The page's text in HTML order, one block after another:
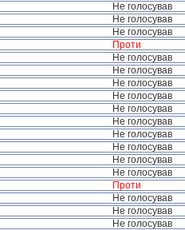
Не голосував
Не голосував
Не голосував
Проти
Не голосував
Не голосував
Не голосував
Не голосував
Не голосував
Не голосував
Не голосував
Не голосував
Не голосував
Не голосував
Проти
Не голосував
Не голосував
Не голосував